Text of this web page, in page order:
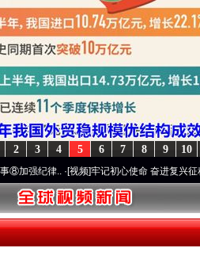
10
9
8
7
6
5
4
3
2
..·[视频]牢记初心使命 奋进复兴征程丨“转折之